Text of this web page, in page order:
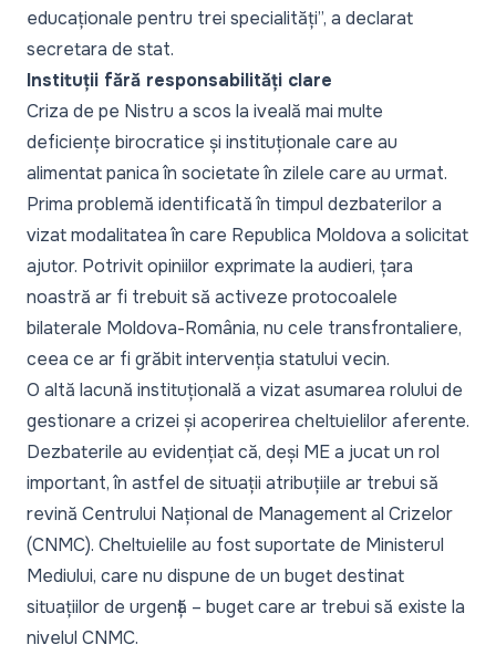
educaționale pentru trei specialități”, a declarat
secretara de stat.
Instituții fără responsabilități clare
Criza de pe Nistru a scos la iveală mai multe
deficiențe birocratice și instituționale care au
alimentat panica în societate în zilele care au urmat.
Prima problemă identificată în timpul dezbaterilor a
vizat modalitatea în care Republica Moldova a solicitat
ajutor. Potrivit opiniilor exprimate la audieri, țara
noastră ar fi trebuit să activeze protocoalele
bilaterale Moldova-România, nu cele transfrontaliere,
ceea ce ar fi grăbit intervenția statului vecin.
O altă lacună instituțională a vizat asumarea rolului de
gestionare a crizei și acoperirea cheltuielilor aferente.
Dezbaterile au evidențiat că, deși ME a jucat un rol
important, în astfel de situații atribuțiile ar trebui să
revină Centrului Național de Management al Crizelor
(CNMC). Cheltuielile au fost suportate de Ministerul
Mediului, care nu dispune de un buget destinat
situațiilor de urgență – buget care ar trebui să existe la
nivelul CNMC.